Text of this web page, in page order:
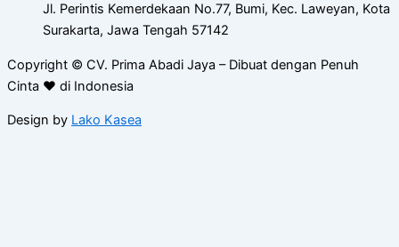
Jl. Perintis Kemerdekaan No.77, Bumi, Kec. Laweyan, Kota
Surakarta, Jawa Tengah 57142
Copyright © CV. Prima Abadi Jaya – Dibuat dengan Penuh
Cinta ❤ di Indonesia
Design by Lako Kasea